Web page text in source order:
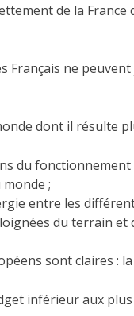
de la
ne
dont il résulte
du
;
entre les
du terrain et
sont claires :
inférieur aux